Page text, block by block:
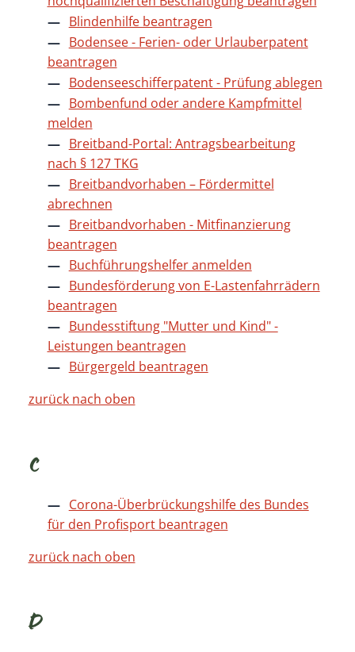
Blindenhilfe beantragen
Bodensee - Ferien- oder Urlauberpatent
beantragen
Bodenseeschifferpatent - Prüfung ablegen
Bombenfund oder andere Kampfmittel
melden
Breitband-Portal: Antragsbearbeitung
nach § 127 TKG
Breitbandvorhaben – Fördermittel
abrechnen
Breitbandvorhaben - Mitfinanzierung
beantragen
Buchführungshelfer anmelden
Bundesförderung von E-Lastenfahrrädern
beantragen
Bundesstiftung "Mutter und Kind" -
Leistungen beantragen
Bürgergeld beantragen
zurück nach oben
C
Corona-Überbrückungshilfe des Bundes
für den Profisport beantragen
zurück nach oben
D